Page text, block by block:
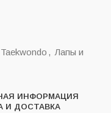
, Лапы и
ИНФОРМАЦИЯ
И ДОСТАВКА